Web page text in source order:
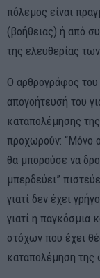
πόλεμος είναι
(βοήθειας) ή από
της ελευθερίας
O αρθρογράφος του
απογοήτευσή του
καταπολέμησης
προχωρούν: “Μόνο
θα μπορούσε να
μπερδεύει”
γιατί δεν έχει
γιατί η παγκόσμια
στόχων που έχει
καταπολέμηση της